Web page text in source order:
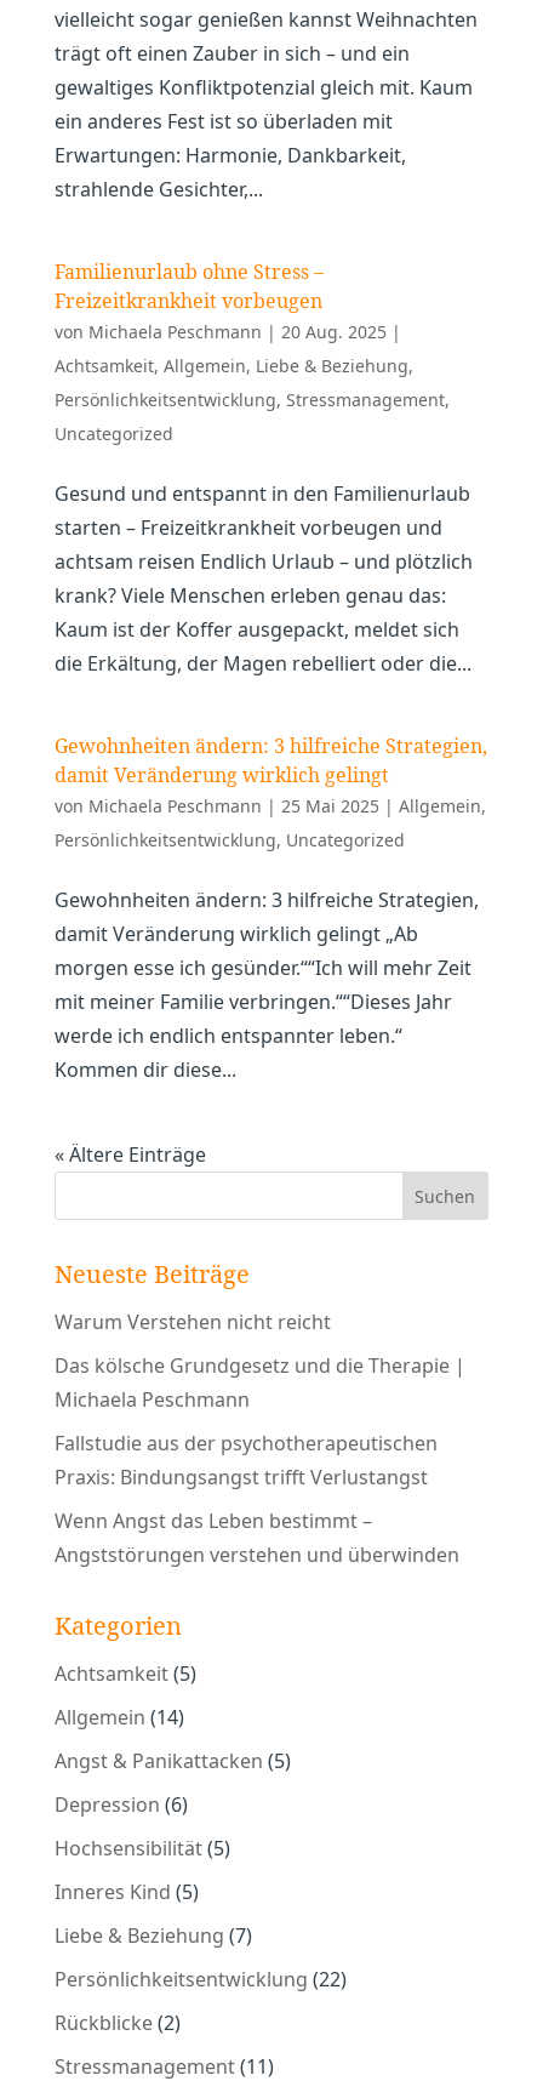
vielleicht sogar genießen kannst Weihnachten
trägt oft einen Zauber in sich – und ein
gewaltiges Konfliktpotenzial gleich mit. Kaum
ein anderes Fest ist so überladen mit
Erwartungen: Harmonie, Dankbarkeit,
strahlende Gesichter,...
Familienurlaub ohne Stress –
Freizeitkrankheit vorbeugen
von Michaela Peschmann | 20 Aug. 2025|
Achtsamkeit, Allgemein, Liebe & Beziehung,
Persönlichkeitsentwicklung, Stressmanagement,
Uncategorized
Gesund und entspannt in den Familienurlaub
starten – Freizeitkrankheit vorbeugen und
achtsam reisen Endlich Urlaub – und plötzlich
krank? Viele Menschen erleben genau das:
Kaum ist der Koffer ausgepackt, meldet sich
die Erkältung, der Magen rebelliert oder die...
Gewohnheiten ändern: 3 hilfreiche Strategien,
damit Veränderung wirklich gelingt
von Michaela Peschmann | 25 Mai 2025| Allgemein,
Persönlichkeitsentwicklung, Uncategorized
Gewohnheiten ändern: 3 hilfreiche Strategien,
damit Veränderung wirklich gelingt „Ab
morgen esse ich gesünder.““Ich will mehr Zeit
mit meiner Familie verbringen.““Dieses Jahr
werde ich endlich entspannter leben.“
Kommen dir diese...
« Ältere Einträge
Neueste Beiträge
Warum Verstehen nicht reicht
Das kölsche Grundgesetz und die Therapie |
Michaela Peschmann
Fallstudie aus der psychotherapeutischen
Praxis: Bindungsangst trifft Verlustangst
Wenn Angst das Leben bestimmt –
Angststörungen verstehen und überwinden
Kategorien
Achtsamkeit(5)
Allgemein (14)
Angst & Panikattacken (5)
Depression (6)
Hochsensibilität(5)
Inneres Kind (5)
Liebe & Beziehung (7)
Persönlichkeitsentwicklung (22)
Rückblicke(2)
Stressmanagement(11)